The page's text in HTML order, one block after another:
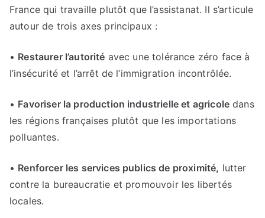
France qui travaille plutôt que l’assistanat. Il s’articule
autour de trois axes principaux :
• Restaurer l’autorité avec une tolérance zéro face à
l’insécurité et l’arrêt de l’immigration incontrôlée.
• Favoriser la production industrielle et agricole dans
les régions françaises plutôt que les importations
polluantes.
• Renforcer les services publics de proximité, lutter
contre la bureaucratie et promouvoir les libertés
locales.